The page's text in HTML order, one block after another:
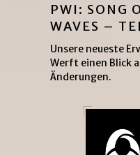
PWI: SONG
WAVES –
Unsere neueste
Werft einen Blick
Änderungen.